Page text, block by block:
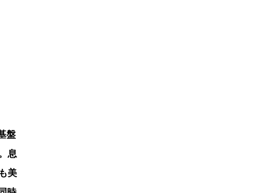
盤
息
美